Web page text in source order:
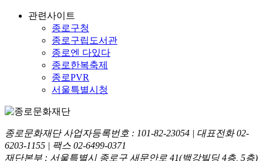
관련사이트
종로구청
종로구립도서관
종로엔 다있다
종로한복축제
종로PVR
서울특별시청
종로문화재단 사업자등록번호 : 101-82-23054 | 대표전화02-
6203-1155 | 팩스 02-6499-0371
재단본부 : 서울특별시 종로구 새문안로 41(백강빌딩 4층, 5층)